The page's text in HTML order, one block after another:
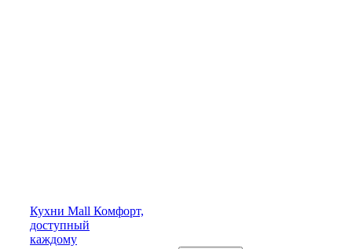
Кухни Mall Комфорт,
доступный
каждому